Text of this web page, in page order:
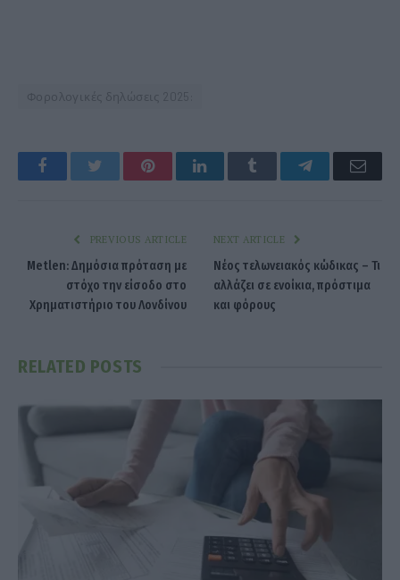
Φορολογικές δηλώσεις 2025:
Facebook Twitter PinterestLinkedIn Tumblr Telegram
PREVIOUS ARTICLE
Metlen: Δημόσια πρόταση με
στόχο την είσοδο στο
Χρηματιστήριο του Λονδίνου
NEXT ARTICLE
Νέος τελωνειακός κώδικας – Τι
αλλάζει σε ενοίκια, πρόστιμα
και φόρους
RELATED POSTS